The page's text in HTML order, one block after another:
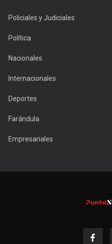
Policiales y Judiciales
Política
Nacionales
Internacionales
Deportes
Farándula
Empresariales